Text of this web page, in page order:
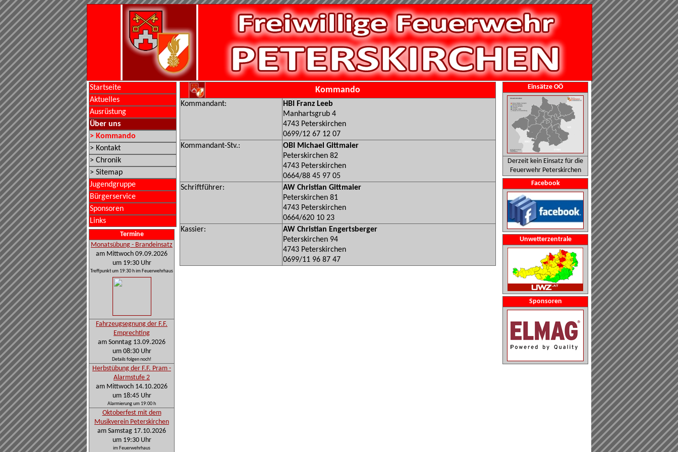
Startseite
Aktuelles
Ausrüstung
Über uns
> Kommando
> Kontakt
> Chronik
> Sitemap
Jugendgruppe
Bürgerservice
Sponsoren
Links
Termine
Monatsübung - Brandeinsatz
am Mittwoch 09.09.2026
um 19:30 Uhr
Treffpunkt um 19:30 h im Feuerwehrhaus
Fahrzeugsegnung der F.F.
Emprechting
am Sonntag 13.09.2026
um 08:30 Uhr
Details folgen noch!
Herbstübung der F.F. Pram -
Alarmstufe 2
am Mittwoch 14.10.2026
um 18:45 Uhr
Alarmierung um 19:00 h
Oktoberfest mit dem
Musikverein Peterskirchen
am Samstag 17.10.2026
um 19:30 Uhr
im Feuerwehrhaus
Kommando
Kommandant:
HBI Franz Leeb
Manhartsgrub 4
4743 Peterskirchen
0699/12 67 12 07
Kommandant-Stv.:
OBI Michael Gittmaier
Peterskirchen 82
4743 Peterskirchen
0664/88 45 97 05
Schriftführer:
AW Christian Gittmaier
Peterskirchen 81
4743 Peterskirchen
0664/620 10 23
Kassier:
AW Christian Engertsberger
Peterskirchen 94
4743 Peterskirchen
0699/11 96 87 47
Einsätze OÖ
Derzeit kein Einsatz für die
Feuerwehr Peterskirchen
Facebook
Unwetterzentrale
Sponsoren